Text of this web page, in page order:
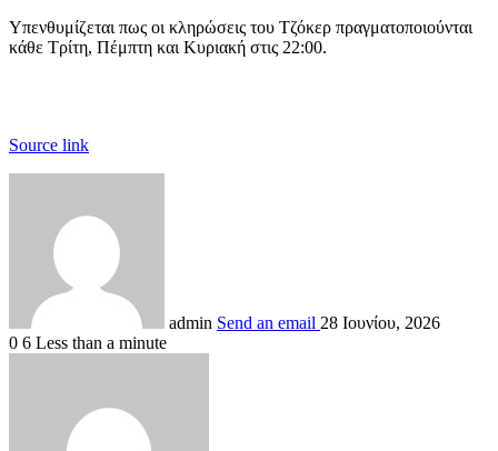
Υπενθυμίζεται πως οι κληρώσεις του Τζόκερ πραγματοποιούνται
κάθε Τρίτη, Πέμπτη και Κυριακή στις 22:00.
Source link
admin Send an email 28 Ιουνίου, 2026
0 6 Less than a minute